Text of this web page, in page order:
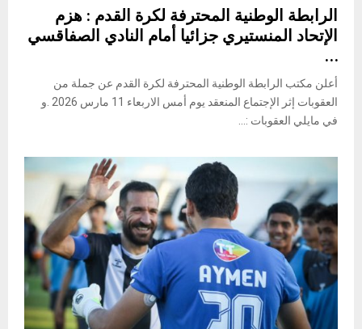
الرابطة الوطنية المحترفة لكرة القدم : هزم
الإتحاد المنستيري جزائيا أمام النادي الصفاقسي
…
أعلن مكتب الرابطة الوطنية المحترفة لكرة القدم عن جملة من
العقوبات إثر الإجتماع المنعقد يوم أمس الاربعاء 11 مارس 2026 .و
في مايلي العقوبات :...